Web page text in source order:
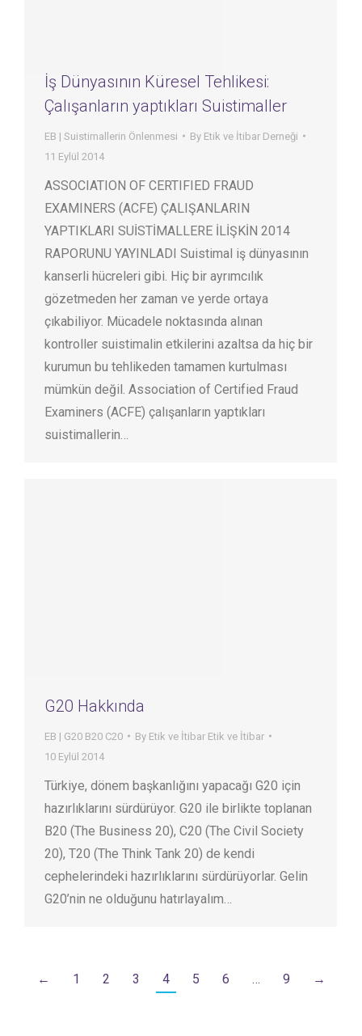
İş Dünyasının Küresel Tehlikesi:
Çalışanların yaptıkları Suistimaller
EB | Suistimallerin Önlenmesi By Etik ve İtibar Derneği
11 Eylül 2014
ASSOCIATION OF CERTIFIED FRAUD
EXAMINERS (ACFE) ÇALIŞANLARIN
YAPTIKLARI SUİSTİMALLERE İLİŞKİN 2014
RAPORUNU YAYINLADI Suistimal iş dünyasının
kanserli hücreleri gibi. Hiç bir ayrımcılık
gözetmeden her zaman ve yerde ortaya
çıkabiliyor. Mücadele noktasında alınan
kontroller suistimalin etkilerini azaltsa da hiç bir
kurumun bu tehlikeden tamamen kurtulması
mümkün değil. Association of Certified Fraud
Examiners (ACFE) çalışanların yaptıkları
suistimallerin…
G20 Hakkında
EB | G20 B20 C20 By Etik ve İtibar Etik ve İtibar
10 Eylül 2014
Türkiye, dönem başkanlığını yapacağı G20 için
hazırlıklarını sürdürüyor. G20 ile birlikte toplanan
B20 (The Business 20), C20 (The Civil Society
20), T20 (The Think Tank 20) de kendi
cephelerindeki hazırlıklarını sürdürüyorlar. Gelin
G20’nin ne olduğunu hatırlayalım…
← 1 2 3 4 5 6 … 9 →